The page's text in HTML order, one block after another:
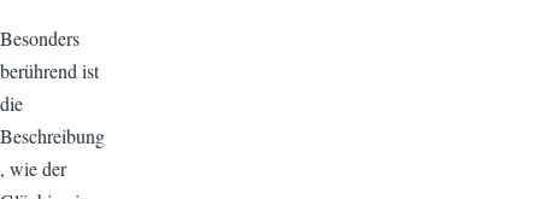
Besonders
berührend ist
die
Beschreibung
, wie der